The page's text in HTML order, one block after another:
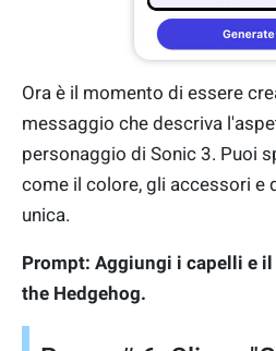
Ora è il momento di essere
messaggio che descriva
personaggio di Sonic 3. Puoi
come il colore, gli accessori e
unica.
Prompt: Aggiungi i capelli e
the Hedgehog.